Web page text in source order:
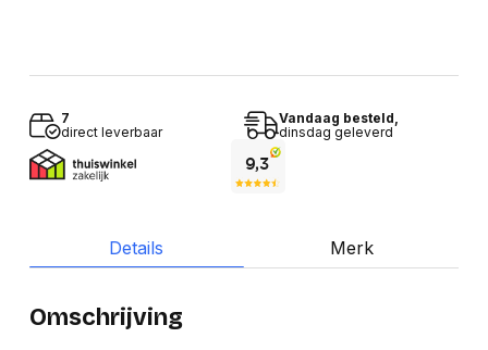
7
direct leverbaar
Vandaag besteld,
dinsdag geleverd
Details Merk
Omschrijving